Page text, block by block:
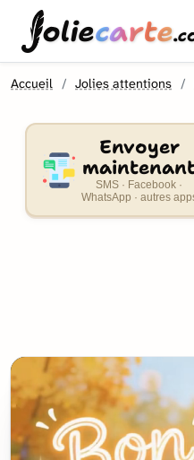
oliecarte
Accueil Jolies attentions
Envoyer
SMS · Facebook ·
WhatsApp · autres